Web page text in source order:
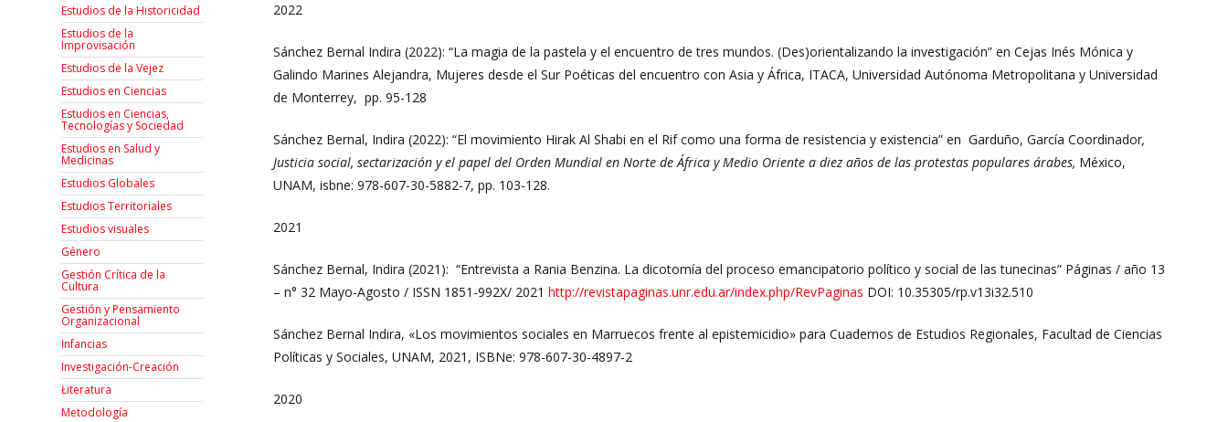
2022
Sánchez Bernal Indira (2022): “La magia de la pastela y el encuentro de tres mundos. (Des)orientalizando la investigación” en Cejas Inés Mónica y
Galindo Marines Alejandra, Mujeres desde el Sur Poéticas del encuentro con Asia y África, ITACA, Universidad Autónoma Metropolitana y Universidad
de Monterrey, pp. 95-128
Sánchez Bernal, Indira (2022): “El movimiento Hirak Al Shabi en el Rif como una forma de resistencia y existencia” en Garduño, García Coordinador,
Justicia social, sectarización y el papel del Orden Mundial en Norte de África y Medio Oriente a diez años de las protestas populares árabes, México,
UNAM, isbne: 978-607-30-5882-7, pp. 103-128.
2021
Sánchez Bernal, Indira (2021): “Entrevista a Rania Benzina. La dicotomía del proceso emancipatorio político y social de las tunecinas” Páginas / año 13
– n° 32 Mayo-Agosto / ISSN 1851-992X/ 2021http://revistapaginas.unr.edu.ar/index.php/RevPaginas DOI: 10.35305/rp.v13i32.510
Sánchez Bernal Indira, «Los movimientos sociales en Marruecos frente al epistemicidio» para Cuadernos de Estudios Regionales, Facultad de Ciencias
Políticas y Sociales, UNAM, 2021, ISBNe: 978-607-30-4897-2
2020
Estudios de la Historicidad
Estudios de la
Improvisación
Estudios de la Vejez
Estudios en Ciencias
Estudios en Ciencias,
Tecnologías y Sociedad
Estudios en Salud y
Medicinas
Estudios Globales
Estudios Territoriales
Estudios visuales
Género
Gestión Crítica de la
Cultura
Gestión y Pensamiento
Organizacional
Infancias
Investigación-Creación
Łiteratura
Metodología